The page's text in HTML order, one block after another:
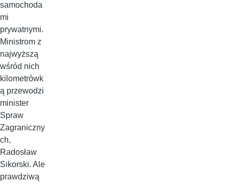
samochoda
mi
prywatnymi.
Ministrom z
najwyższą
wśród nich
kilometrówk
ą przewodzi
minister
Spraw
Zagraniczny
ch,
Radosław
Sikorski. Ale
prawdziwą